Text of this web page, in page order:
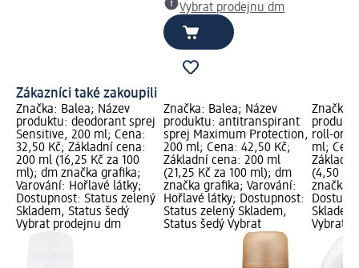
Vybrat prodejnu dm
Zákazníci také zakoupili
Značka: Balea; Název
produktu: deodorant sprej
Sensitive, 200 ml; Cena:
32,50 Kč; Základní cena:
200 ml (16,25 Kč za 100
ml); dm značka grafika;
Varování: Hořlavé látky;
Dostupnost: Status zelený
Skladem, Status šedý
Vybrat prodejnu dm
Značka: Balea; Název
produktu: antitranspirant
sprej Maximum Protection,
200 ml; Cena: 42,50 Kč;
Základní cena: 200 ml
(21,25 Kč za 100 ml); dm
značka grafika; Varování:
Hořlavé látky; Dostupnost:
Status zelený Skladem,
Status šedý Vybrat
Značka:
roll-on 5
ml;
(4,50 Kč
značka
Vybrat